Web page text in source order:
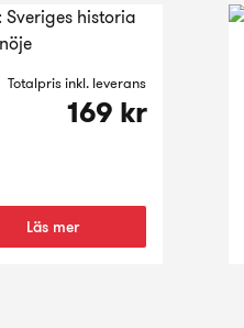
Totalpris inkl. leverans
169 kr
Läs mer